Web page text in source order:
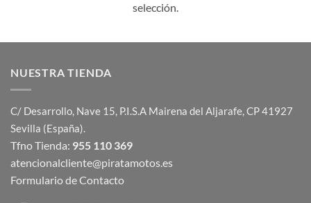
selección.
NUESTRA TIENDA
C/ Desarrollo, Nave 15, P.I.S.A Mairena del Aljarafe, CP 41927
Sevilla (España).
Tfno Tienda: 955 110 369
atencionalcliente@piratamotos.es
Formulario de Contacto